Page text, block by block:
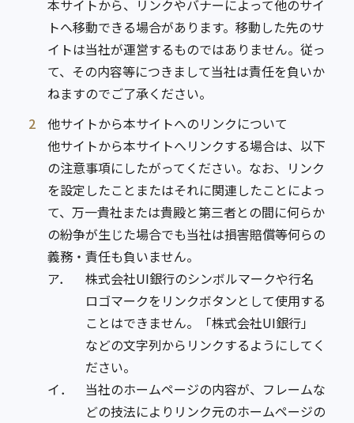
本サイトから、リンクやバナーによって他のサイ
トへ移動できる場合があります。移動した先のサ
イトは当社が運営するものではありません。従っ
て、その内容等につきまして当社は責任を負いか
ねますのでご了承ください。
2
他サイトから本サイトへのリンクについて
他サイトから本サイトへリンクする場合は、以下
の注意事項にしたがってください。なお、リンク
を設定したことまたはそれに関連したことによっ
て、万一貴社または貴殿と第三者との間に何らか
の紛争が生じた場合でも当社は損害賠償等何らの
義務・責任も負いません。
ア．
株式会社UI銀行のシンボルマークや行名
ロゴマークをリンクボタンとして使用する
ことはできません。「株式会社UI銀行」
などの文字列からリンクするようにしてく
ださい。
イ．
当社のホームページの内容が、フレームな
どの技法によりリンク元のホームページの